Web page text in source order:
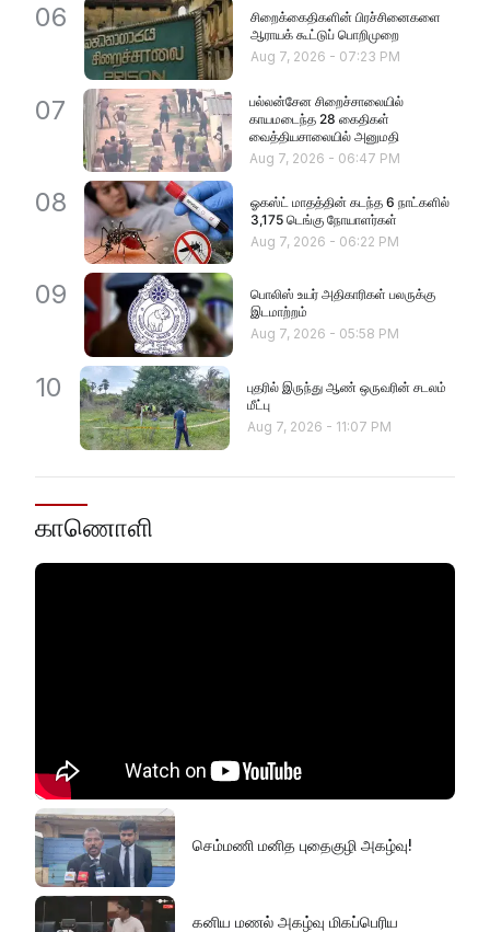
06
சிறைக்கைதிகளின் பிரச்சினைகளை
ஆராயக் கூட்டுப் பொறிமுறை
Aug 7, 2026 - 07:23 PM
07
பல்லன்சேன சிறைச்சாலையில்
காயமடைந்த 28 கைதிகள்
வைத்தியசாலையில் அனுமதி
Aug 7, 2026 - 06:47 PM
08
ஓகஸ்ட் மாதத்தின் கடந்த 6 நாட்களில்
3,175 டெங்கு நோயாளர்கள்
Aug 7, 2026 - 06:22 PM
09
பொலிஸ் உயர் அதிகாரிகள் பலருக்கு
இடமாற்றம்
Aug 7, 2026 - 05:58 PM
10
புதரில் இருந்து ஆண் ஒருவரின் சடலம்
மீட்பு
Aug 7, 2026 - 11:07 PM
காணொளி
செம்மணி மனித புதைகுழி அகழ்வு!
கனிய மணல் அகழ்வு மிகப்பெரிய